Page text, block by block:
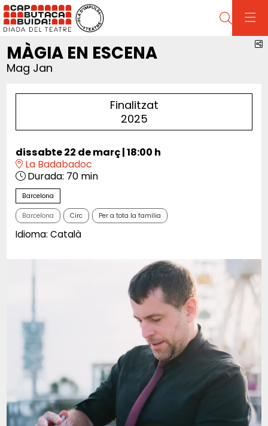
Cerca
MÀGIA EN ESCENA
Mag Jan
Finalitzat
2025
dissabte 22 de març|18:00 h
La Badabadoc
Durada: 70 min
Barcelona
Barcelona Circ Per a tota la família
Idioma: Català